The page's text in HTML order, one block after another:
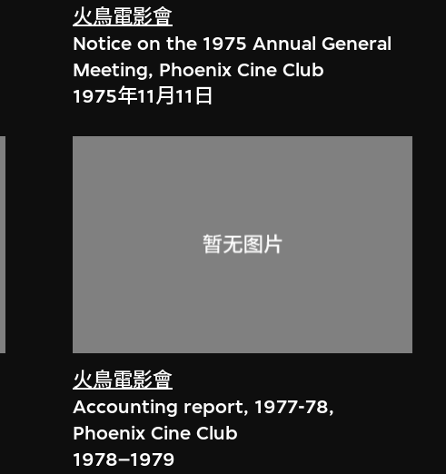
火鳥電影會
Notice on the 1975 Annual General
Meeting, Phoenix Cine Club
1975年11月11日
火鳥電影會
Accounting report, 1977-78,
Phoenix Cine Club
1978–1979